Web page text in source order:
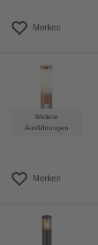
Merken
Weitere
Ausführungen
Merken